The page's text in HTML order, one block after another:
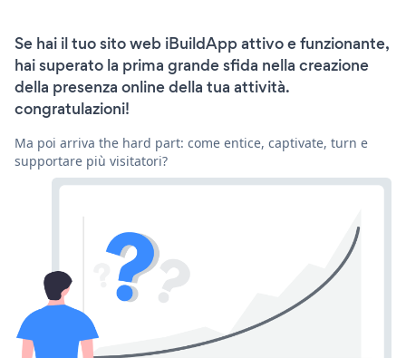
Se hai il tuo sito web iBuildApp attivo e funzionante,
hai superato la prima grande sfida nella creazione
della presenza online della tua attività.
congratulazioni!
Ma poi arriva the hard part: come entice, captivate, turn e
supportare più visitatori?